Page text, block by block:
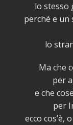
lo stesso
perché e un
lo
Ma che
per
e che
per
ecco cos’è,